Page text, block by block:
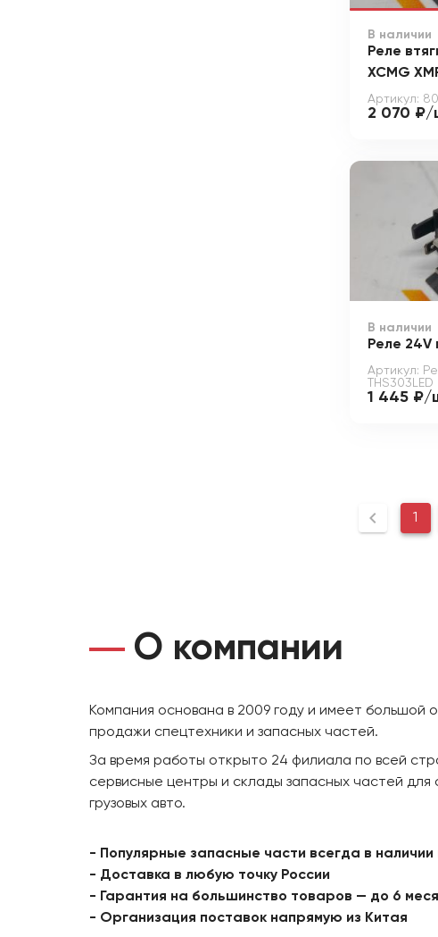
В наличии
Реле
XCMG
Артикул:
2 070 ₽/
В наличии
Реле 24V
Артикул:
THS303LED
1 445 ₽/
1
О компании
Компания основана в 2009 году и имеет большой
продажи спецтехники и запасных частей.
За время работы открыто 24 филиала по всей
сервисные центры и склады запасных частей для
грузовых авто.
- Популярные запасные части всегда в наличии
- Доставка в любую точку России
- Гарантия на большинство товаров — до 6
- Организация поставок напрямую из Китая